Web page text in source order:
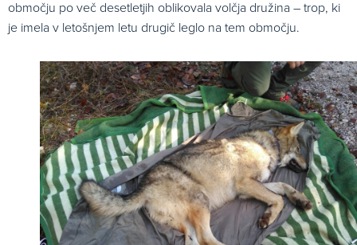
območju po več desetletjih oblikovala volčja družina – trop, ki
je imela v letošnjem letu drugič leglo na tem območju.